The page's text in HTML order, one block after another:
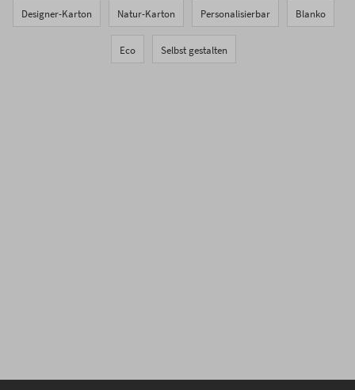
Designer-Karton Natur-Karton Personalisierbar Blanko
Eco Selbst gestalten